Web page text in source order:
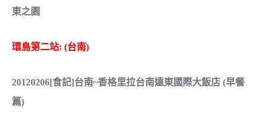
東之園
環島第二站: (台南)
20120206[食記]台南~香格里拉台南遠東國際大飯店 (早餐
篇)